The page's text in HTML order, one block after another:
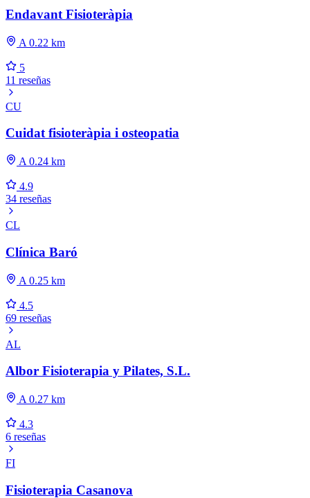
Endavant Fisioteràpia
A 0.22 km
5
11 reseñas
CU
Cuidat fisioteràpia i osteopatia
A 0.24 km
4.9
34 reseñas
CL
Clínica Baró
A 0.25 km
4.5
69 reseñas
AL
Albor Fisioterapia y Pilates, S.L.
A 0.27 km
4.3
6 reseñas
FI
Fisioterapia Casanova